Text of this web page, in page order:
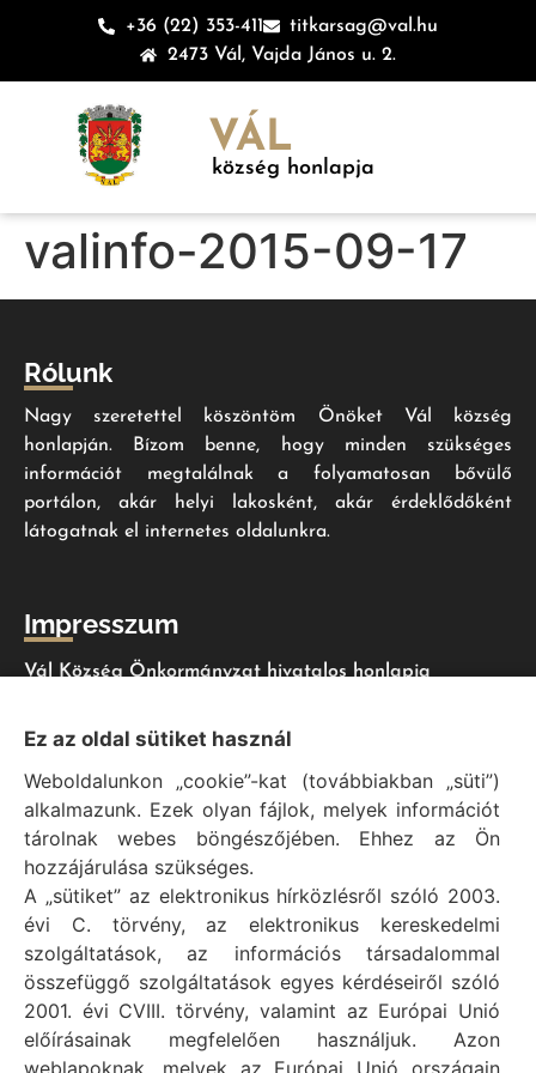
+36 (22) 353-411
titkarsag@val.hu
2473 Vál, Vajda János u. 2.
VÁL
község honlapja
valinfo-2015-09-17
Rólunk
Nagy szeretettel köszöntöm Önöket Vál község
honlapján. Bízom benne, hogy minden szükséges
információt megtalálnak a folyamatosan bővülő
portálon, akár helyi lakosként, akár érdeklődőként
látogatnak el internetes oldalunkra.
Impresszum
Vál Község Önkormányzat hivatalos honlapja
Adószám: 15727079-2-07
Adatvédelmi tájékoztató
Felelős: Bechtold Tamás polgármester
Cím: H-2473 Vál, Vajda János utca 2.
Telefon: +36 (22) 353-411
E-mail: polgarmester@val.hu
Elérhetőségek
+36 (22) 353-411
Ez az oldal sütiket használ
Weboldalunkon „cookie”-kat (továbbiakban „süti”)
alkalmazunk. Ezek olyan fájlok, melyek információt
tárolnak webes böngészőjében. Ehhez az Ön
hozzájárulása szükséges.
A „sütiket” az elektronikus hírközlésről szóló 2003.
évi C. törvény, az elektronikus kereskedelmi
szolgáltatások, az információs társadalommal
összefüggő szolgáltatások egyes kérdéseiről szóló
2001. évi CVIII. törvény, valamint az Európai Unió
előírásainak megfelelően használjuk. Azon
weblapoknak, melyek az Európai Unió országain